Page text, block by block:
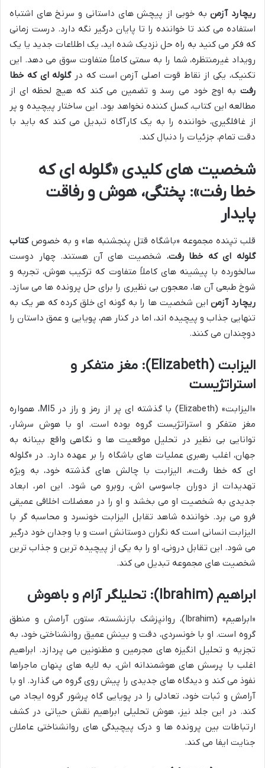
ریچارد آزمنبه خوبی از پیچش های داستانی و سرنخ های اشتباه
استفاده می کند تا خواننده را تا پایان درگیر نگه دارد. درست زمانی
که فکر می کنید به راه حل نزدیک شده اید، یک اطلاعات جدید یا یک
رویداد غیرمنتظره، شما را به سمتی کاملاً متفاوت سوق می دهد. این
تکنیک، یکی از نقاط قوت اصلی آزمن است که درگلوله ای که خطا
رفت به اوج خود می رسد و تضمین می کند که هیچ لحظه ای از
مطالعه این کتاب، کسل کننده نخواهد بود. این ساختار پیچیده و پر
از غافلگیری، خواننده را به یک کارآگاه تبدیل می کند که باید با
دقت تمام، جزئیات را دنبال کند.
شخصیت های کلیدی «گلوله ای که
خطا رفت»: پختگی، هوش و رفاقت
پایدار
قلب تپنده مجموعه «باشگاه قتل پنجشنبه ها» و به خصوصکتاب
گلوله ای که خطا رفت، شخصیت های آن هستند. چهار دوست
سالخورده با پیشینه های کاملاً متفاوت که ترکیب هوش، تجربه و
شوخ طبعی آن ها، معجون بی نظیری را برای حل پرونده ها می سازد.
ریچارد آزمناین شخصیت ها را به گونه ای خلق کرده که هر یک به
تنهایی جذاب و پیچیده اند، اما در کنار هم، پویایی و عمق داستان را
دوچندان می کنند.
الیزابت (Elizabeth): مغز متفکر و
استراتژیست
«الیزابت» (Elizabeth) با گذشته ای پر از رمز و راز در MI5، همواره
مغز متفکر و استراتژیست گروه بوده است. او با هوش سرشار،
توانایی بی نظیر در تحلیل موقعیت ها و نگاهی واقع بینانه به
جهان، اغلب رهبری عملیات های باشگاه را بر عهده دارد. در «گلوله
ای که خطا رفت»، الیزابت با چالش های گذشته خود، به ویژه
تهدیدات از دوران جاسوسی اش، روبرو می شود. این امر، ابعاد
جدیدی به شخصیت او می بخشد و او را در معضلات اخلاقی عمیقی
فرو می برد. خواننده شاهد تقابل الیزابت خونسرد و محاسبه گر با
الیزابت انسانی است که نگران دوستانش است و با وجدان خود درگیر
می شود. این تقابل درونی، او را به یکی از پیچیده ترین و جذاب ترین
شخصیت های مجموعه تبدیل می کند.
ابراهیم (Ibrahim): تحلیلگر آرام و باهوش
«ابراهیم» (Ibrahim)، روانپزشک بازنشسته، ستون آرامش و منطق
گروه است. او با خونسردی، دقت و بینش عمیق روانشناختی خود، به
تجزیه و تحلیل انگیزه های مجرمین و مظنونین می پردازد. ابراهیم
اغلب با پرسش های هوشمندانه اش، به لایه های پنهان ماجراها
نفوذ می کند و دیدگاه های جدیدی را پیش روی گروه می گذارد. او با
آرامش و ثبات خود، تعادلی را در پویایی گاه پرشور گروه ایجاد می
کند. در این جلد نیز، هوش تحلیلی ابراهیم نقش حیاتی در کشف
ارتباطات بین پرونده ها و درک پیچیدگی های روانشناختی عاملان
جنایت ایفا می کند.